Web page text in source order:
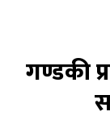
गण्डकी